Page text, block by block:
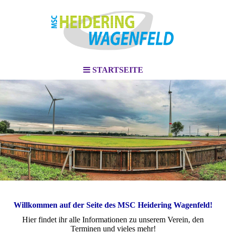
STARTSEITE
Willkommen auf der Seite des MSC Heidering Wagenfeld!
Hier findet ihr alle Informationen zu unserem Verein, den
Terminen und vieles mehr!